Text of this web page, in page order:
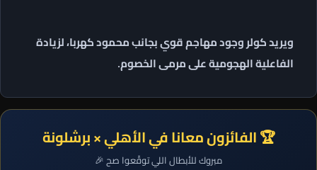
ويريد كولر وجود مهاجم قوي بجانب محمود كهربا، لزيادة
الفاعلية الهجومية على مرمى الخصوم.
🏆 الفائزون معانا في الأهلي × برشلونة
مبروك للأبطال اللي توقّعوا صح 🎉